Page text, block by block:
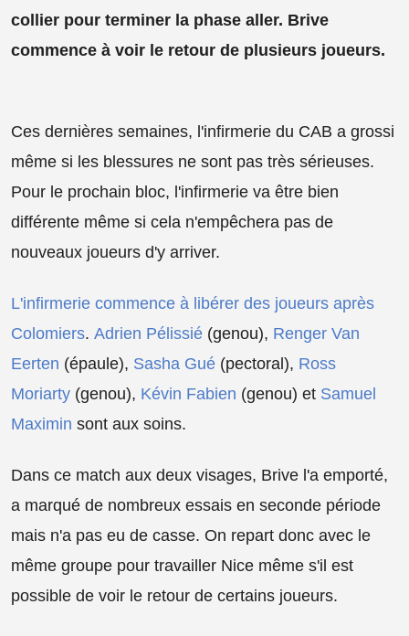
collier pour terminer la phase aller. Brive
commence à voir le retour de plusieurs joueurs.
Ces dernières semaines, l'infirmerie du CAB a grossi
même si les blessures ne sont pas très sérieuses.
Pour le prochain bloc, l'infirmerie va être bien
différente même si cela n'empêchera pas de
nouveaux joueurs d'y arriver.
L'infirmerie commence à libérer des joueurs après
Colomiers. Adrien Pélissié (genou), Renger Van
Eerten (épaule), Sasha Gué (pectoral), Ross
Moriarty (genou), Kévin Fabien (genou) et Samuel
Maximin sont aux soins.
Dans ce match aux deux visages, Brive l'a emporté,
a marqué de nombreux essais en seconde période
mais n'a pas eu de casse. On repart donc avec le
même groupe pour travailler Nice même s'il est
possible de voir le retour de certains joueurs.